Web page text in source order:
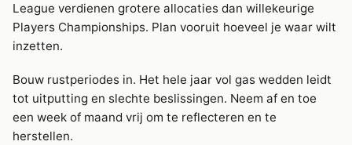
League verdienen grotere allocaties dan willekeurige
Players Championships. Plan vooruit hoeveel je waar wilt
inzetten.
Bouw rustperiodes in. Het hele jaar vol gas wedden leidt
tot uitputting en slechte beslissingen. Neem af en toe
een week of maand vrij om te reflecteren en te
herstellen.